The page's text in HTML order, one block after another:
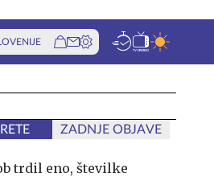
ZADNJE OBJAVE
trdil eno, številke